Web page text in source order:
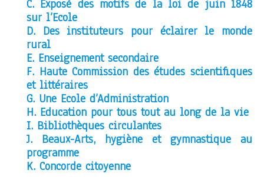
C. Exposé des motifs de la loi de juin 1848
sur l’Ecole
D. Des instituteurs pour éclairer le monde
rural
E. Enseignement secondaire
F. Haute Commission des études scientifiques
et littéraires
G. Une Ecole d’Administration
H. Education pour tous tout au long de la vie
I. Bibliothèques circulantes
J. Beaux-Arts, hygiène et gymnastique au
programme
K. Concorde citoyenne